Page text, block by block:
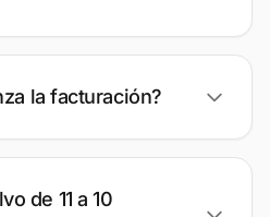
la facturación?
de 11 a 10